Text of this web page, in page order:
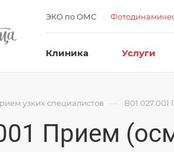
ЭКО по ОМС
Клиника Услуги
узких специалистов —
Прием